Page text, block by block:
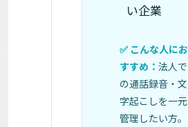
い企業
法人で
の通話録音・文
字起こしを一元
管理したい方。